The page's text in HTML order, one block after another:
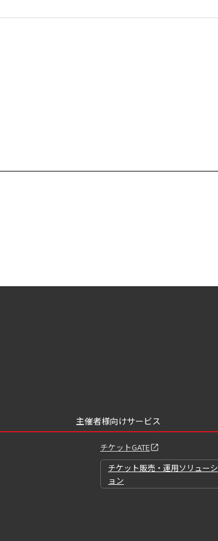
主催者様向けサービス
チケットGATE
チケット販売・運用ソリューシ
ョン